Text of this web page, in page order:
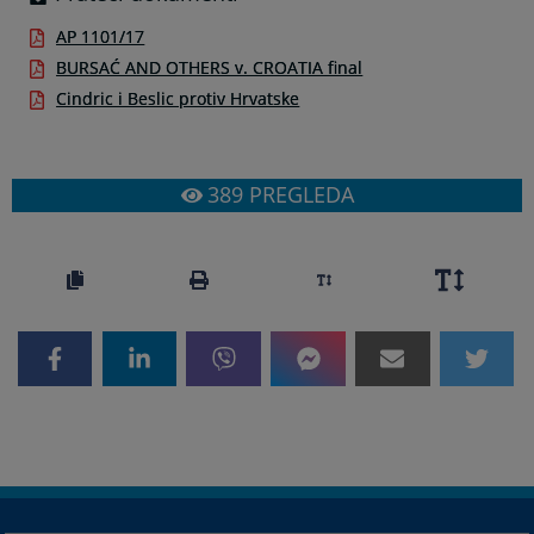
AP 1101/17
BURSAĆ AND OTHERS v. CROATIA final
Cindric i Beslic protiv Hrvatske
389PREGLEDA